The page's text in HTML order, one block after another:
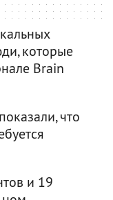
которые
Brain
что
и 19